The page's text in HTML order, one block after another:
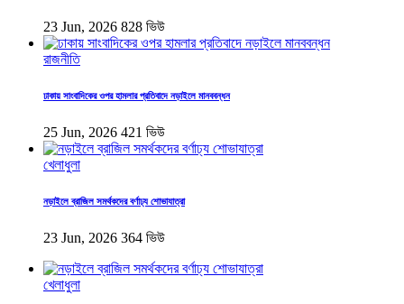
23 Jun, 2026 828 ভিউ
রাজনীতি
ঢাকায় সাংবাদিকের ওপর হামলার প্রতিবাদে নড়াইলে মানববন্ধন
25 Jun, 2026 421 ভিউ
খেলাধুলা
নড়াইলে ব্রাজিল সমর্থকদের বর্ণাঢ্য শোভাযাত্রা
23 Jun, 2026 364 ভিউ
খেলাধুলা